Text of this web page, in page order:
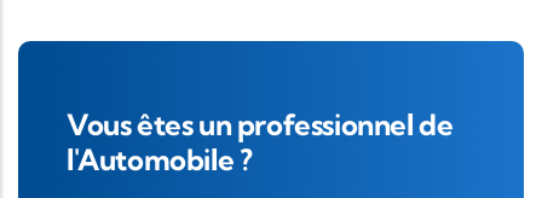
Vous êtes un professionnel de
l'Automobile ?